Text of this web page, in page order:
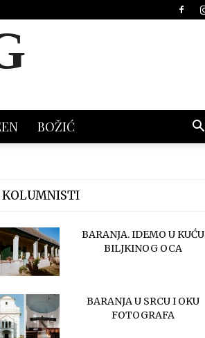
BOŽIĆ
KOLUMNISTI
BARANJA. IDEMO U KUĆU
BILJKINOG OCA
BARANJA U SRCU I OKU
FOTOGRAFA